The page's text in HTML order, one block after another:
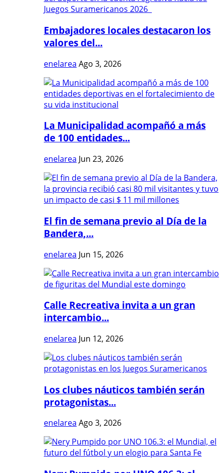
Embajadores locales destacaron los
valores del...
enelarea Ago 3, 2026
La Municipalidad acompañó a más
de 100 entidades...
enelarea Jun 23, 2026
El fin de semana previo al Día de la
Bandera,...
enelarea Jun 15, 2026
Calle Recreativa invita a un gran
intercambio...
enelarea Jun 12, 2026
Los clubes náuticos también serán
protagonistas...
enelarea Ago 3, 2026